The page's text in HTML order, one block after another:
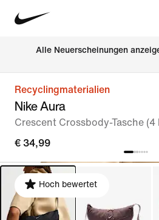
Alle Neuerscheinungen
Recyclingmaterialien
Nike Aura
Crescent Crossbody-Tasche (4
€ 34,99
Hoch bewertet